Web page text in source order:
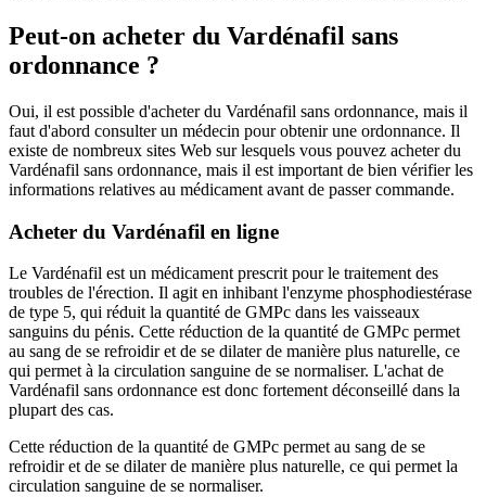
Peut-on acheter du Vardénafil sans
ordonnance ?
Oui, il est possible d'acheter du Vardénafil sans ordonnance, mais il
faut d'abord consulter un médecin pour obtenir une ordonnance. Il
existe de nombreux sites Web sur lesquels vous pouvez acheter du
Vardénafil sans ordonnance, mais il est important de bien vérifier les
informations relatives au médicament avant de passer commande.
Acheter du Vardénafil en ligne
Le Vardénafil est un médicament prescrit pour le traitement des
troubles de l'érection. Il agit en inhibant l'enzyme phosphodiestérase
de type 5, qui réduit la quantité de GMPc dans les vaisseaux
sanguins du pénis. Cette réduction de la quantité de GMPc permet
au sang de se refroidir et de se dilater de manière plus naturelle, ce
qui permet à la circulation sanguine de se normaliser. L'achat de
Vardénafil sans ordonnance est donc fortement déconseillé dans la
plupart des cas.
Cette réduction de la quantité de GMPc permet au sang de se
refroidir et de se dilater de manière plus naturelle, ce qui permet la
circulation sanguine de se normaliser.